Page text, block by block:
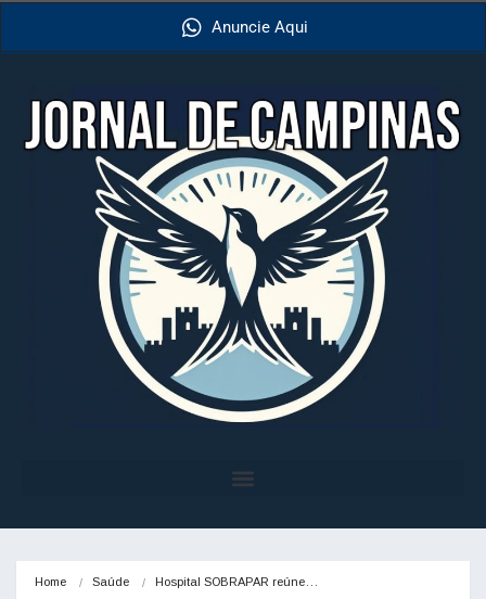
Anuncie Aqui
Home Saúde Hospital SOBRAPAR reúne…